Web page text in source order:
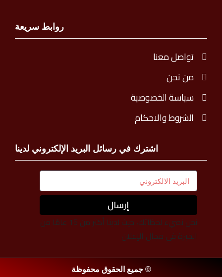
روابط سريعة
تواصل معنا
من نحن
سياسة الخصوصية
الشروط والاحكام
اشترك في رسائل البريد الإلكتروني لدينا
إرسال
نحن نضيء لحظاتك، حيث لدينا أكثر من 15 عامًا من
الخبرة في مجال الإعلان
© جميع الحقوق محفوظة